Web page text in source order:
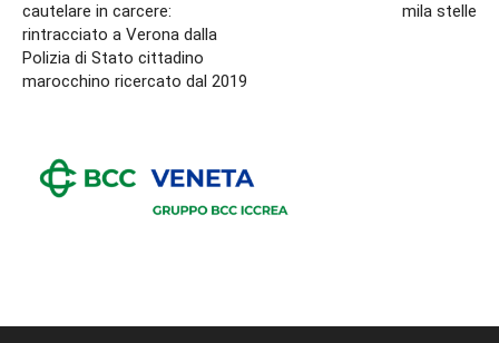
cautelare in carcere:
rintracciato a Verona dalla
Polizia di Stato cittadino
marocchino ricercato dal 2019
mila stelle